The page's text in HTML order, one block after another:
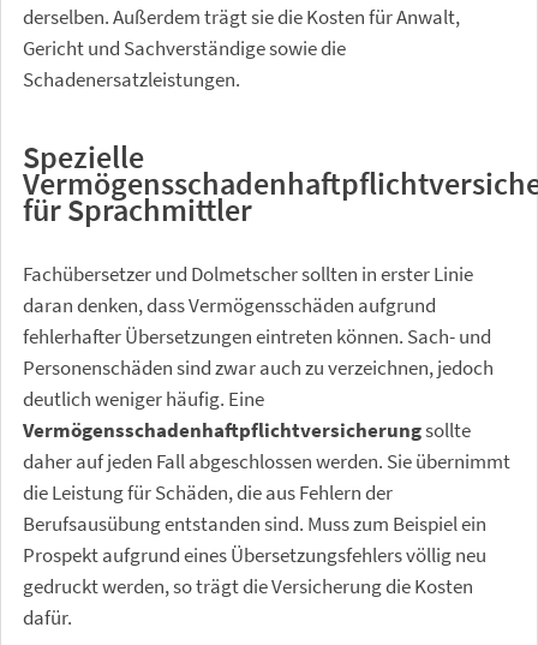
derselben. Außerdem trägt sie die Kosten für Anwalt,
Gericht und Sachverständige sowie die
Schadenersatzleistungen.
Spezielle
für Sprachmittler
Fachübersetzer und Dolmetscher sollten in erster Linie
daran denken, dass Vermögensschäden aufgrund
fehlerhafter Übersetzungen eintreten können. Sach- und
Personenschäden sind zwar auch zu verzeichnen, jedoch
deutlich weniger häufig. Eine
Vermögensschadenhaftpflichtversicherungsollte
daher auf jeden Fall abgeschlossen werden. Sie übernimmt
die Leistung für Schäden, die aus Fehlern der
Berufsausübung entstanden sind. Muss zum Beispiel ein
Prospekt aufgrund eines Übersetzungsfehlers völlig neu
gedruckt werden, so trägt die Versicherung die Kosten
dafür.